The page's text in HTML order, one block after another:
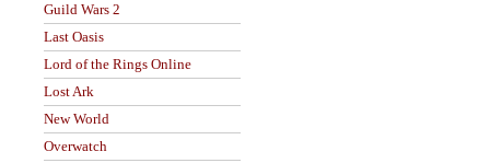
Guild Wars 2
Last Oasis
Lord of the Rings Online
Lost Ark
New World
Overwatch